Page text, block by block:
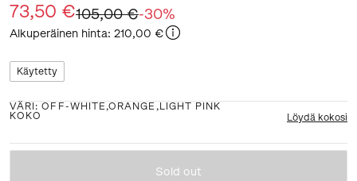
73,50 €105,00 €-30%
Alkuperäinen hinta: 210,00 €
Käytetty
VÄRI :OFF-WHITE,ORANGE,LIGHT PINK
KOKO
Löydä kokosi
Sold out